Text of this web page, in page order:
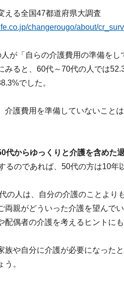
える全国47都道府県大調査
changerougo/about/
が「自らの介護費用の準備を
みると、60代～70代の人では
でした。
介護費用を準備していないこと
代からゆっくりと介護を含めた
るのであれば、50代の方は10年
の人は、自分の介護のことよ
両親がどういった介護を望んで
配偶者の介護を考えるヒントにも
族や自分に介護が必要になった
う。